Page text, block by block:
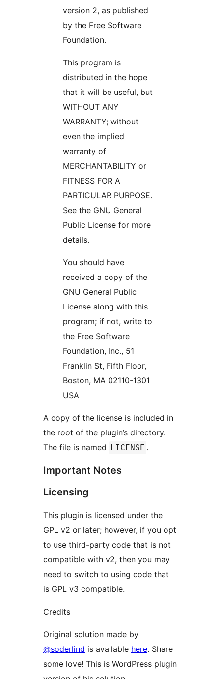
version 2, as published
by the Free Software
Foundation.
This program is
distributed in the hope
that it will be useful, but
WITHOUT ANY
WARRANTY; without
even the implied
warranty of
MERCHANTABILITY or
FITNESS FOR A
PARTICULAR PURPOSE.
See the GNU General
Public License for more
details.
You should have
received a copy of the
GNU General Public
License along with this
program; if not, write to
the Free Software
Foundation, Inc., 51
Franklin St, Fifth Floor,
Boston, MA 02110-1301
USA
A copy of the license is included in
the root of the plugin’s directory.
The file is named LICENSE .
Important Notes
Licensing
This plugin is licensed under the
GPL v2 or later; however, if you opt
to use third-party code that is not
compatible with v2, then you may
need to switch to using code that
is GPL v3 compatible.
Credits
Original solution made by
@soderlind is available here. Share
some love! This is WordPress plugin